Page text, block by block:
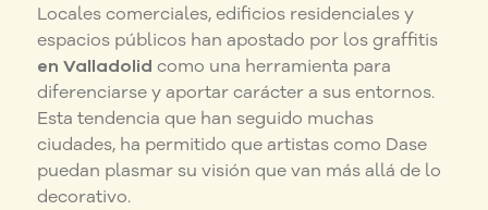
Locales comerciales, edificios residenciales y
espacios públicos han apostado por los graffitis
en Valladolid como una herramienta para
diferenciarse y aportar carácter a sus entornos.
Esta tendencia que han seguido muchas
ciudades, ha permitido que artistas como Dase
puedan plasmar su visión que van más allá de lo
decorativo.